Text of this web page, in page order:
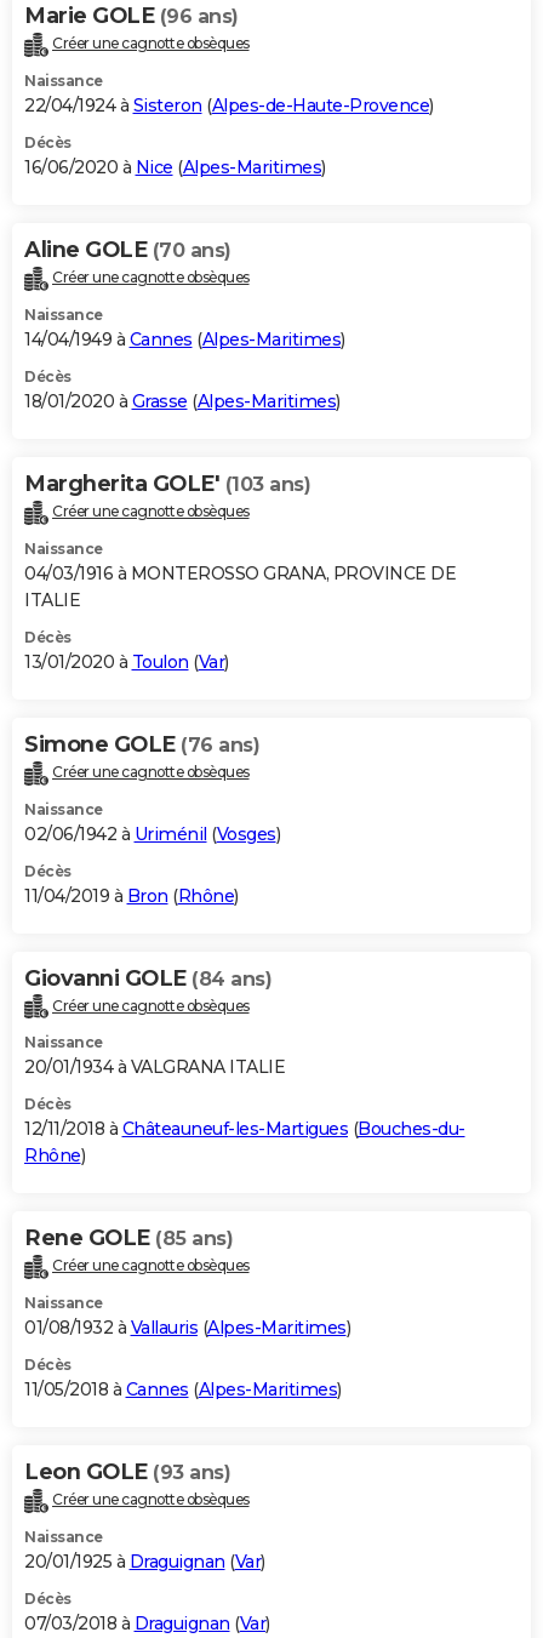
Marie GOLE (96 ans)
Créer une cagnotte obsèques
Naissance
22/04/1924 à Sisteron (Alpes-de-Haute-Provence)
Décès
16/06/2020 à Nice (Alpes-Maritimes)
Aline GOLE (70 ans)
Créer une cagnotte obsèques
Naissance
14/04/1949 à Cannes (Alpes-Maritimes)
Décès
18/01/2020 à Grasse (Alpes-Maritimes)
Margherita GOLE' (103 ans)
Créer une cagnotte obsèques
Naissance
04/03/1916 à MONTEROSSO GRANA, PROVINCE DE
ITALIE
Décès
13/01/2020 à Toulon (Var)
Simone GOLE (76 ans)
Créer une cagnotte obsèques
Naissance
02/06/1942 à Uriménil (Vosges)
Décès
11/04/2019 à Bron (Rhône)
Giovanni GOLE (84 ans)
Créer une cagnotte obsèques
Naissance
20/01/1934 à VALGRANA ITALIE
Décès
12/11/2018 à Châteauneuf-les-Martigues (Bouches-du-
Rhône)
Rene GOLE (85 ans)
Créer une cagnotte obsèques
Naissance
01/08/1932 à Vallauris (Alpes-Maritimes)
Décès
11/05/2018 à Cannes (Alpes-Maritimes)
Leon GOLE (93 ans)
Créer une cagnotte obsèques
Naissance
20/01/1925 à Draguignan (Var)
Décès
07/03/2018 à Draguignan (Var)